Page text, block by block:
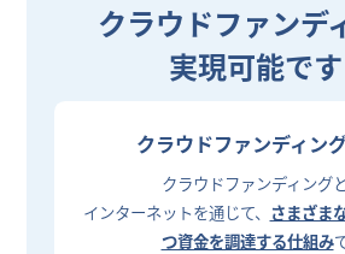
クラウドファンデ
実現可能です
クラウドファンディン
クラウドファンディングと
インターネットを通じて、 さまざま
つ資金を調達する仕組み